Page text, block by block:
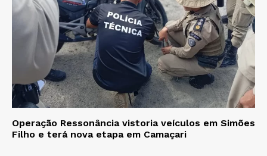
Operação Ressonância vistoria veículos em Simões
Filho e terá nova etapa em Camaçari